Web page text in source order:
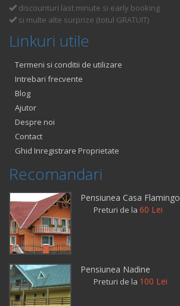
discounturi last minute si early booking
si multe alte surprize (totul GRATUIT)
Linkuri utile
Termeni si conditii de utilizare
Intrebari frecvente
Blog
Ajutor
Despre noi
Contact
Ghid Inregistrare Proprietate
Recomandari
Pensiunea Casa Flamingo
Preturi de la 60 Lei
Pensiunea Nadine
Preturi de la 100 Lei